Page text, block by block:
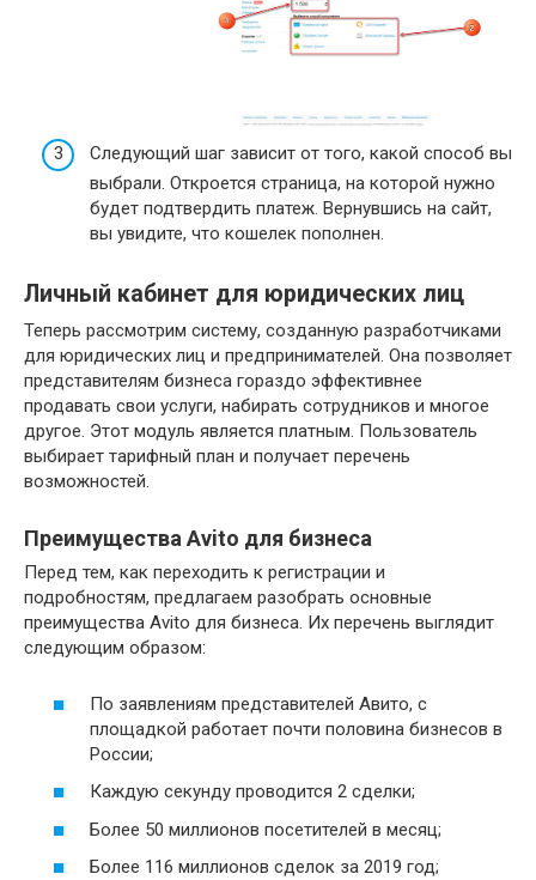
Следующий шаг зависит от того, какой способ вы
выбрали. Откроется страница, на которой нужно
будет подтвердить платеж. Вернувшись на сайт,
вы увидите, что кошелек пополнен.
Личный кабинет для юридических лиц
Теперь рассмотрим систему, созданную разработчиками
для юридических лиц и предпринимателей. Она позволяет
представителям бизнеса гораздо эффективнее
продавать свои услуги, набирать сотрудников и многое
другое. Этот модуль является платным. Пользователь
выбирает тарифный план и получает перечень
возможностей.
Преимущества Avito для бизнеса
Перед тем, как переходить к регистрации и
подробностям, предлагаем разобрать основные
преимущества Avito для бизнеса. Их перечень выглядит
следующим образом:
По заявлениям представителей Авито, с
площадкой работает почти половина бизнесов в
России;
Каждую секунду проводится 2 сделки;
Более 50 миллионов посетителей в месяц;
Более 116 миллионов сделок за 2019 год;